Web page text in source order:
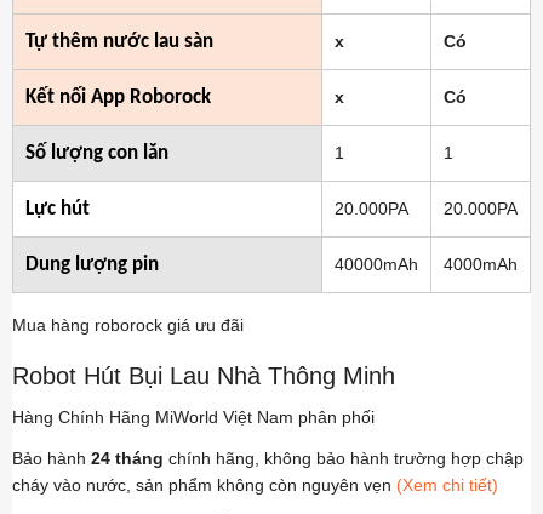
Tự thêm nước lau sàn x Có
Kết nối App Roborock x Có
Số lượng con lăn 1 1
Lực hút 20.000PA 20.000PA
Dung lượng pin 40000mAh 4000mAh
Mua hàng roborock giá ưu đãi
Robot Hút Bụi Lau Nhà Thông Minh
Hàng Chính Hãng MiWorld Việt Nam phân phối
Bảo hành 24 tháng chính hãng, không bảo hành trường hợp chập
cháy vào nước, sản phẩm không còn nguyên vẹn (Xem chi tiết)